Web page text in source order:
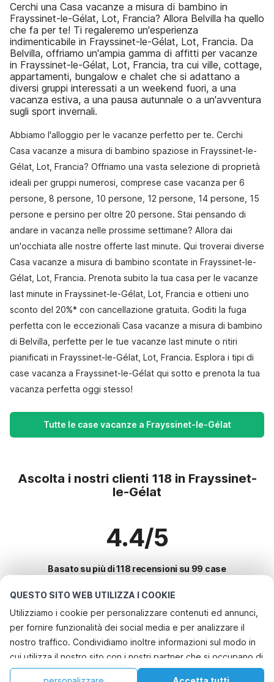
QUESTO SITO WEB UTILIZZA I COOKIE
Utilizziamo i cookie per personalizzare contenuti ed annunci,
per fornire funzionalità dei social media e per analizzare il
nostro traffico. Condividiamo inoltre informazioni sul modo in
cui utilizza il nostro sito con i nostri partner che si occupano di
analisi dei dati web, pubblicità e social media, i quali
Cerchi una Casa vacanze a misura di bambino in
Frayssinet-le-Gélat, Lot, Francia? Allora Belvilla ha quello
che fa per te! Ti regaleremo un'esperienza
indimenticabile in Frayssinet-le-Gélat, Lot, Francia. Da
Belvilla, offriamo un'ampia gamma di affitti per vacanze
in Frayssinet-le-Gélat, Lot, Francia, tra cui ville, cottage,
appartamenti, bungalow e chalet che si adattano a
diversi gruppi interessati a un weekend fuori, a una
vacanza estiva, a una pausa autunnale o a un'avventura
sugli sport invernali.
Abbiamo l'alloggio per le vacanze perfetto per te. Cerchi
Casa vacanze a misura di bambino spaziose in Frayssinet-le-
Gélat, Lot, Francia? Offriamo una vasta selezione di proprietà
ideali per gruppi numerosi, comprese case vacanza per 6
persone, 8 persone, 10 persone, 12 persone, 14 persone, 15
persone e persino per oltre 20 persone. Stai pensando di
andare in vacanza nelle prossime settimane? Allora dai
un'occhiata alle nostre offerte last minute. Qui troverai diverse
Casa vacanze a misura di bambino scontate in Frayssinet-le-
Gélat, Lot, Francia. Prenota subito la tua casa per le vacanze
last minute in Frayssinet-le-Gélat, Lot, Francia e ottieni uno
sconto del 20%* con cancellazione gratuita. Goditi la fuga
perfetta con le eccezionali Casa vacanze a misura di bambino
di Belvilla, perfette per le tue vacanze last minute o ritiri
pianificati in Frayssinet-le-Gélat, Lot, Francia. Esplora i tipi di
case vacanza a Frayssinet-le-Gélat qui sotto e prenota la tua
vacanza perfetta oggi stesso!
Tutte le case vacanze a Frayssinet-le-Gélat
Ascolta i nostri clienti 118 in Frayssinet-
le-Gélat
4.4/5
Basato su più di 118 recensioni su 99 case
Le destinazioni più popolari per le
vacanze
Città con i migliori servizi per le vacanze
Casa vacanze a misura di bambino bayeux